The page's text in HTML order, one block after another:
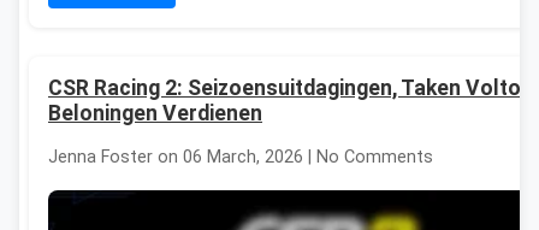
CSR Racing 2: Seizoensuitdagingen, Taken
Beloningen Verdienen
Jenna Foster on 06 March, 2026 | No Comments